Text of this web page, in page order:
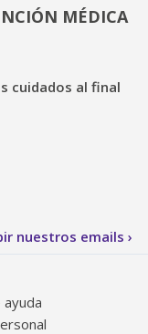
MÉDICA
cuidados al final
nuestros emails